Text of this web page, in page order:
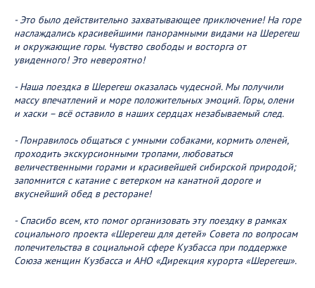
- Это было действительно захватывающее приключение! На горе
наслаждались красивейшими панорамными видами на Шерегеш
и окружающие горы. Чувство свободы и восторга от
увиденного! Это невероятно!
- Наша поездка в Шерегеш оказалась чудесной. Мы получили
массу впечатлений и море положительных эмоций. Горы, олени
и хаски – всё оставило в наших сердцах незабываемый след.
- Понравилось общаться с умными собаками, кормить оленей,
проходить экскурсионными тропами, любоваться
величественными горами и красивейшей сибирской природой;
запомнится с катание с ветерком на канатной дороге и
вкуснейший обед в ресторане!
- Спасибо всем, кто помог организовать эту поездку в рамках
социального проекта «Шерегеш для детей» Совета по вопросам
попечительства в социальной сфере Кузбасса при поддержке
Союза женщин Кузбасса и АНО «Дирекция курорта «Шерегеш».